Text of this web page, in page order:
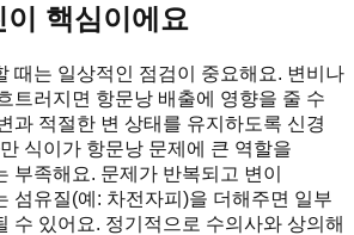
핵심이에요
때는 일상적인 점검이 중요해요. 변비나
트러지면 항문낭 배출에 영향을 줄 수
과 적절한 변 상태를 유지하도록 신경
식이가 항문낭 문제에 큰 역할을
부족해요. 문제가 반복되고 변이
섬유질(예: 차전자피)을 더해주면 일부
수 있어요. 정기적으로 수의사와 상의해